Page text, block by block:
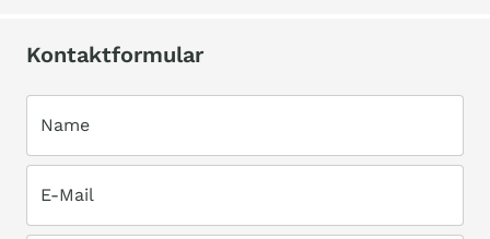
Kontaktformular
Name
E-Mail